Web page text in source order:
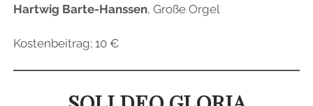
Hartwig Barte-Hanssen, Große Orgel
Kostenbeitrag; 10 €